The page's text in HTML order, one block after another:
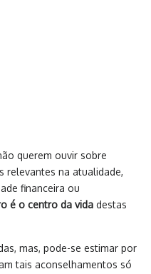
querem ouvir sobre
relevantes na atualidade,
financeira ou
é o centro da vida destas
mas, pode-se estimar por
tais aconselhamentos só